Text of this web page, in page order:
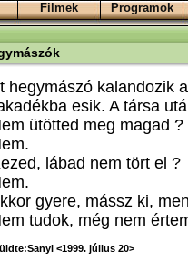
Filmek Programok
hegymászó kalandozik
esik. A társa
ütötted meg magad ?
lábad nem tört el ?
gyere, mássz ki,
tudok, még nem
<1999. július 20>